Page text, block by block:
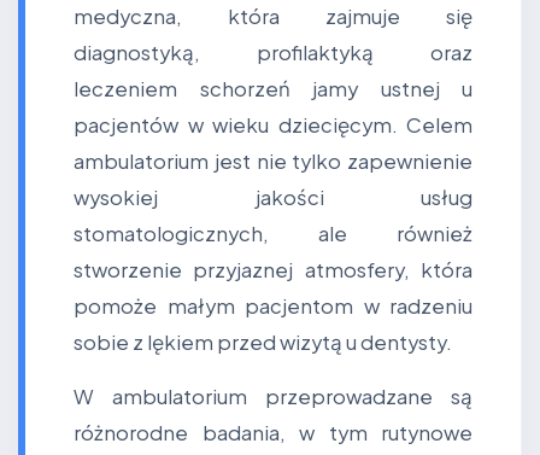
medyczna, która zajmuje się
diagnostyką, profilaktyką oraz
leczeniem schorzeń jamy ustnej u
pacjentów w wieku dziecięcym. Celem
ambulatorium jest nie tylko zapewnienie
wysokiej jakości usług
stomatologicznych, ale również
stworzenie przyjaznej atmosfery, która
pomoże małym pacjentom w radzeniu
sobie z lękiem przed wizytą u dentysty.
W ambulatorium przeprowadzane są
różnorodne badania, w tym rutynowe